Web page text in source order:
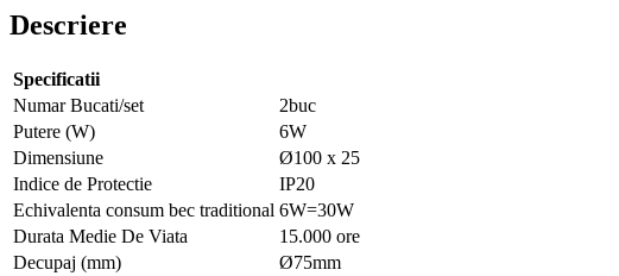
Descriere
Specificatii
Numar Bucati/set
2buc
Putere (W)
6W
Dimensiune
Ø100 x 25
Indice de Protectie
IP20
Echivalenta consum bec traditional 6W=30W
Durata Medie De Viata
15.000 ore
Decupaj (mm)
Ø75mm